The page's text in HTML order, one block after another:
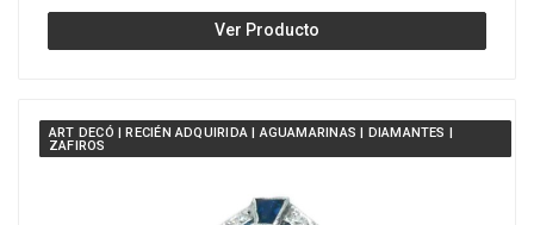
Ver Producto
ART DECÓ | RECIÉN ADQUIRIDA | AGUAMARINAS | DIAMANTES |
ZAFIROS